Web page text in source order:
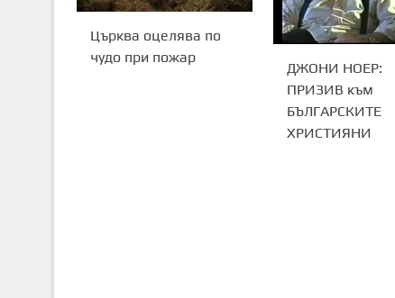
Църква оцелява по
чудо при пожар
ДЖОНИ НОЕР:
ПРИЗИВ към
БЪЛГАРСКИТЕ
ХРИСТИЯНИ